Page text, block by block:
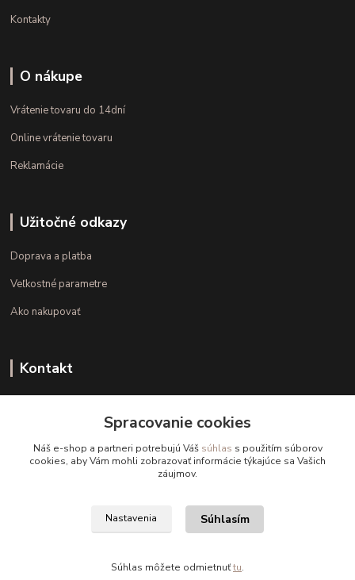
Kontakty
O nákupe
Vrátenie tovaru do 14dní
Online vrátenie tovaru
Reklamácie
Užitočné odkazy
Doprava a platba
Veľkostné parametre
Ako nakupovať
Kontakt
(Po.-Pi. 10.00 - 15.00)
info@kvalitnaBielizen.sk
Copyright © kvalitnabielizen.sk
Spracovanie cookies
Náš e-shop a partneri potrebujú Váš súhlas s použitím súborov
cookies, aby Vám mohli zobrazovať informácie týkajúce sa Vašich
záujmov.
Nastavenia Súhlasím
Súhlas môžete odmietnuťtu.